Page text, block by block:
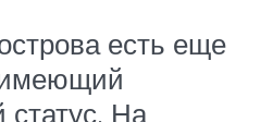
есть еще
имеющий
На